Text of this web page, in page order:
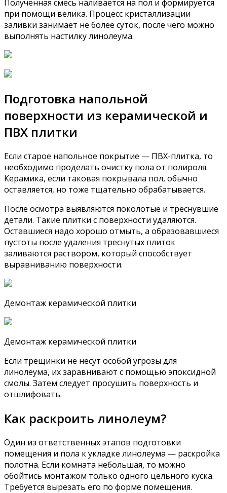
Полученная смесь наливается на пол и формируется
при помощи велика. Процесс кристаллизации
заливки занимает не более суток, после чего можно
выполнять настилку линолеума.
Подготовка напольной
поверхности из керамической и
ПВХ плитки
Если старое напольное покрытие — ПВХ-плитка, то
необходимо проделать очистку пола от полироля.
Керамика, если таковая покрывала пол, обычно
оставляется, но тоже тщательно обрабатывается.
После осмотра выявляются поколотые и треснувшие
детали. Такие плитки с поверхности удаляются.
Оставшиеся надо хорошо отмыть, а образовавшиеся
пустоты после удаления треснутых плиток
заливаются раствором, который способствует
выравниванию поверхности.
Демонтаж керамической плитки
Демонтаж керамической плитки
Если трещинки не несут особой угрозы для
линолеума, их заравнивают с помощью эпоксидной
смолы. Затем следует просушить поверхность и
отшлифовать.
Как раскроить линолеум?
Один из ответственных этапов подготовки
помещения и пола к укладке линолеума — раскройка
полотна. Если комната небольшая, то можно
обойтись монтажом только одного цельного куска.
Требуется вырезать его по форме помещения.